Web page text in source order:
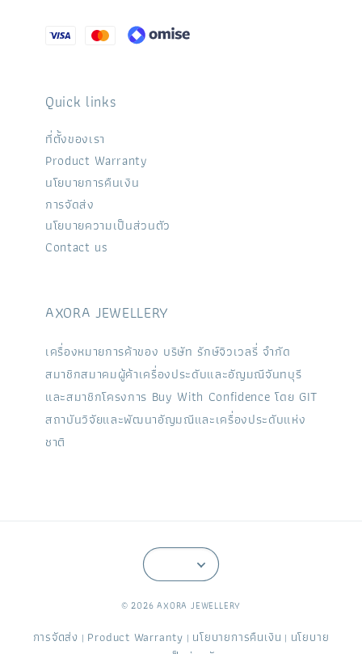
Quick links
ที่ตั้งของเรา
Product Warranty
นโยบายการคืนเงิน
การจัดส่ง
นโยบายความเป็นส่วนตัว
Contact us
AXORA JEWELLERY
เครื่องหมายการค้าของ บริษัท รักษ์จิวเวลรี่ จำกัด
สมาชิกสมาคมผู้ค้าเครื่องประดับและอัญมณีจันทบุรี
และสมาชิกโครงการ Buy With Confidence โดย GIT
สถาบันวิจัยและพัฒนาอัญมณีและเครื่องประดับแห่ง
ชาติ
© 2026 AXORA JEWELLERY
การจัดส่ง | Product Warranty | นโยบายการคืนเงิน | นโยบาย